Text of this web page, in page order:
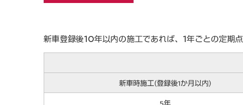
新車登録後10年以内の施工であれば、1年ごとの定期